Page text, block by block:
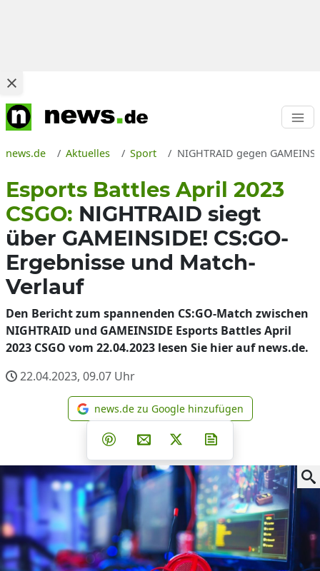
news.de Aktuelles Sport NIGHTRAID gegen
Esports Battles April 2023
CSGO: NIGHTRAID siegt
über GAMEINSIDE! CS:GO-
Ergebnisse und Match-
Verlauf
Den Bericht zum spannenden CS:GO-Match zwischen
NIGHTRAID und GAMEINSIDE Esports Battles April
2023 CSGO vom 22.04.2023 lesen Sie hier auf news.de.
22.04.2023, 09.07 Uhr
news.de zu Google
news.de zu Google hinzufügen
Teilen auf Facebook
Teilen auf Whatsapp
Teilen auf Telegram
Teilen auf Pinterest
Per E-Mail teilen
Post auf X